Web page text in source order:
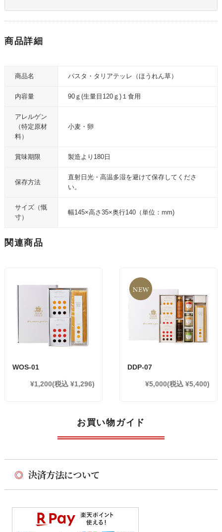
商品詳細
商品名 パスタ・タリアテッレ（ほうれん草）
内容量 90ｇ(生量目120ｇ)１食用
アレルゲン
（特定原材
料）
小麦・卵
賞味期限 製造より180日
保存方法
直射日光・高温多湿を避けて保存してくださ
い。
サイズ（慨
寸）
幅145×高さ35×奥行140（単位：mm)
関連商品
WOS-01
¥1,200(税込 ¥1,296)
DDP-07
¥5,000(税込 ¥5,400)
お買い物ガイド
◎ 決済方法について